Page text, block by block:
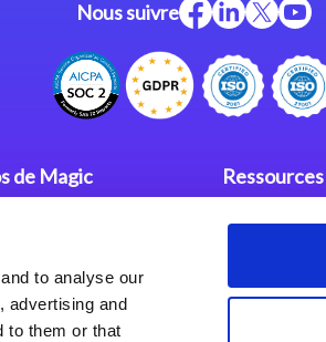
to analyse our
advertising and
to them or that
Nous suivre
de Magic
de Confidentialité
Ressources
Support
Partenaires